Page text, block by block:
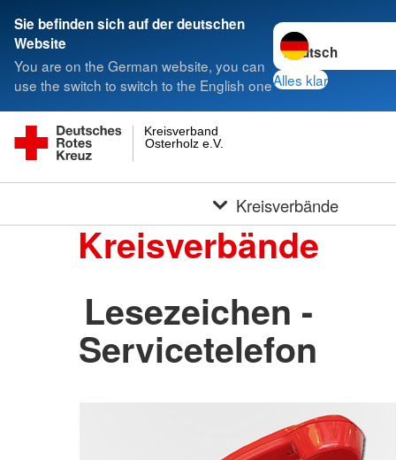
Sie befinden sich auf der deutschen
Website
You are on the German website, you can
use the switch to switch to the English one
Sprache wechseln
Alles klar
Osterholz e.V.
Kreisverband
Kreisverbände
Kreisverbände
Lesezeichen -
Servicetelefon